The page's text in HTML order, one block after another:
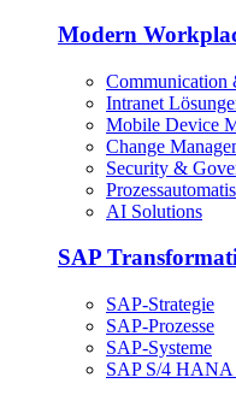
Modern
Communication
Intranet
Mobile Device
Change
Security &
AI Solutions
SAP
SAP-Strategie
SAP-Prozesse
SAP-Systeme
SAP S/4 HANA